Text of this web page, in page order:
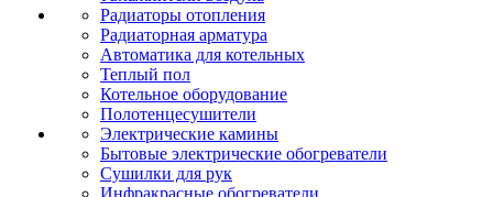
Радиаторы отопления
Радиаторная арматура
Автоматика для котельных
Теплый пол
Котельное оборудование
Полотенцесушители
Электрические камины
Бытовые электрические обогреватели
Сушилки для рук
Инфракрасные обогреватели